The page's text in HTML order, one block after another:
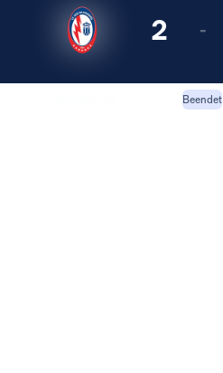
2 -
Beendet